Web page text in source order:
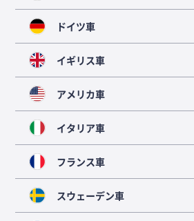
ドイツ車
イギリス車
アメリカ車
イタリア車
フランス車
スウェーデン車